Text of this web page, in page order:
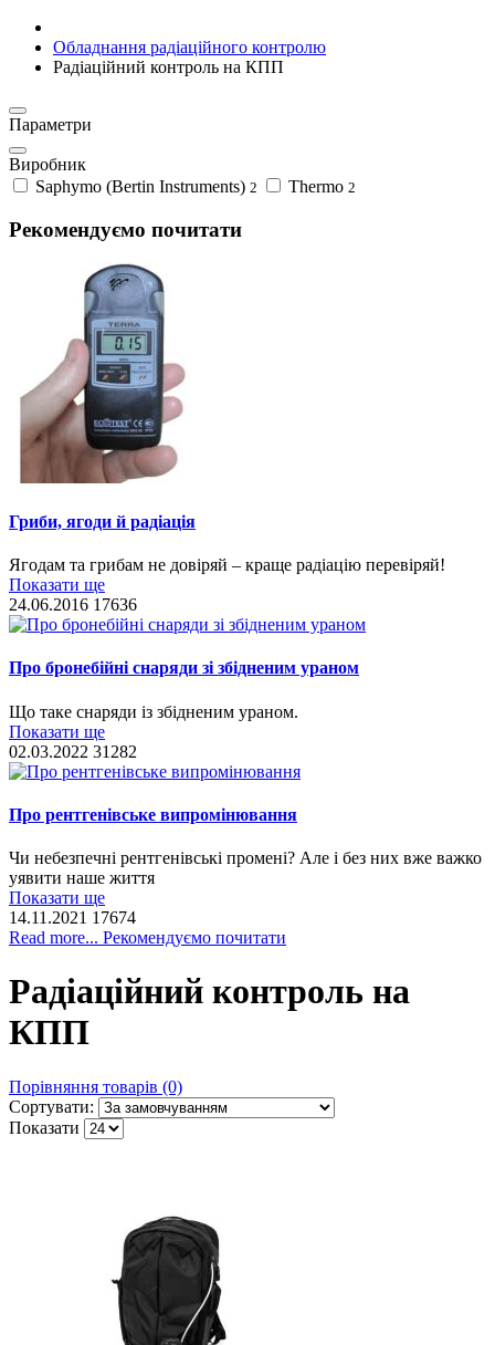
Обладнання радіаційного контролю
Радіаційний контроль на КПП
Параметри
Виробник
Saphymo (Bertin Instruments) 2 Thermo 2
Рекомендуємо почитати
Гриби, ягоди й радіація
Ягодам та грибам не довіряй – краще радіацію перевіряй!
Показати ще
24.06.2016 17636
Про бронебійні снаряди зі збідненим ураном
Що таке снаряди із збідненим ураном.
Показати ще
02.03.2022 31282
Про рентгенівське випромінювання
Чи небезпечні рентгенівські промені? Але і без них вже важко
уявити наше життя
Показати ще
14.11.2021 17674
Read more... Рекомендуємо почитати
Радіаційний контроль на
КПП
Порівняння товарів (0)
Сортувати:
Показати